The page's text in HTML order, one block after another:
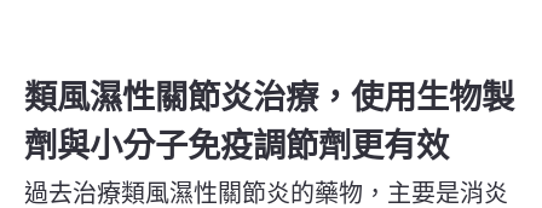
類風濕性關節炎治療，使用生物製
劑與小分子免疫調節劑更有效
過去治療類風濕性關節炎的藥物，主要是消炎